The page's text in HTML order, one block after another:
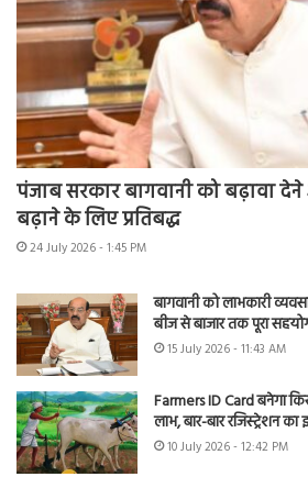
पंजाब सरकार बागवानी को बढ़ावा
बढ़ाने के लिए प्रतिबद्ध
24 July 2026 - 1:45 PM
बागवानी को लाभकारी
बीज से बाजार तक पूरा
15 July 2026 - 11:43 AM
Farmers ID Card बनेगा
लाभ, बार-बार रजिस्ट्रेशन
10 July 2026 - 12:42 PM